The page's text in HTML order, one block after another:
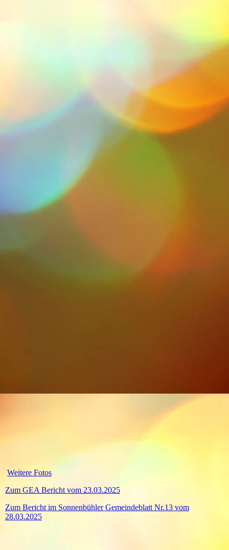
Weitere Fotos
Zum GEA Bericht vom 23.03.2025
Zum Bericht im Sonnenbühler Gemeindeblatt Nr.13 vom
28.03.2025